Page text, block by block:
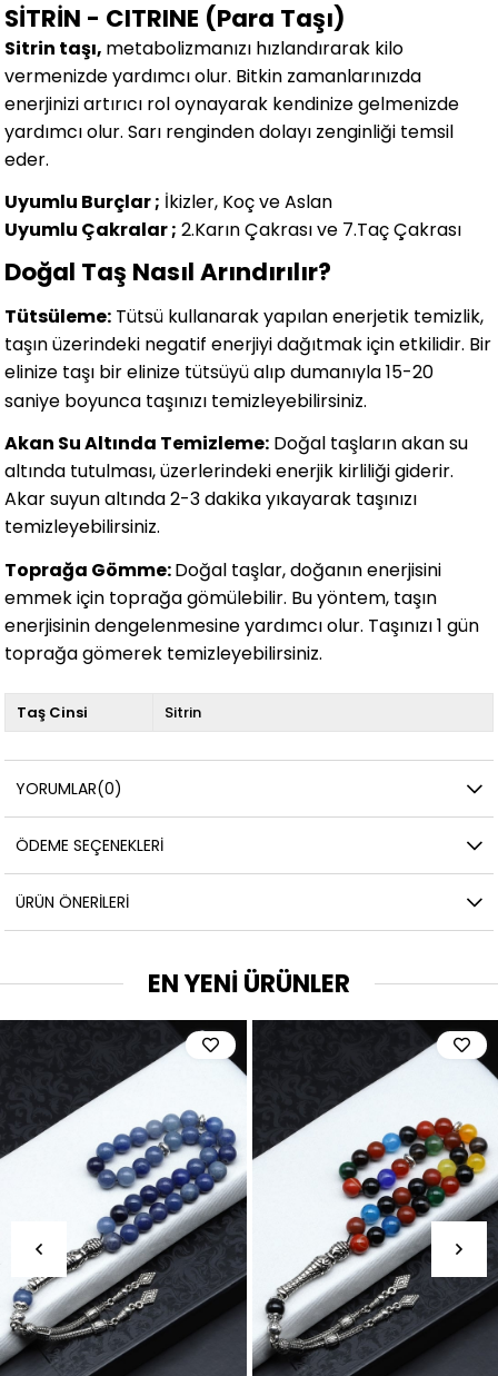
SİTRİN - CITRINE (Para Taşı)
Sitrin taşı, metabolizmanızı hızlandırarak kilo
vermenizde yardımcı olur. Bitkin zamanlarınızda
enerjinizi artırıcı rol oynayarak kendinize gelmenizde
yardımcı olur. Sarı renginden dolayı zenginliği temsil
eder.
Uyumlu Burçlar ; İkizler, Koç ve Aslan
Uyumlu Çakralar ; 2.Karın Çakrası ve 7.Taç Çakrası
Doğal Taş Nasıl Arındırılır?
Tütsüleme: Tütsü kullanarak yapılan enerjetik temizlik,
taşın üzerindeki negatif enerjiyi dağıtmak için etkilidir. Bir
elinize taşı bir elinize tütsüyü alıp dumanıyla 15-20
saniye boyunca taşınızı temizleyebilirsiniz.
Akan Su Altında Temizleme: Doğal taşların akan su
altında tutulması, üzerlerindeki enerjik kirliliği giderir.
Akar suyun altında 2-3 dakika yıkayarak taşınızı
temizleyebilirsiniz.
Toprağa Gömme:Doğal taşlar, doğanın enerjisini
emmek için toprağa gömülebilir. Bu yöntem, taşın
enerjisinin dengelenmesine yardımcı olur. Taşınızı 1 gün
toprağa gömerek temizleyebilirsiniz.
Taş Cinsi Sitrin
YORUMLAR(0)
ÖDEME SEÇENEKLERI
ÜRÜN ÖNERILERI
EN YENİ ÜRÜNLER